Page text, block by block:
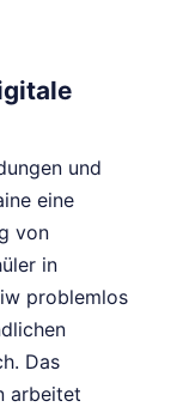
und
eine
von
in
problemlos
Das
arbeitet